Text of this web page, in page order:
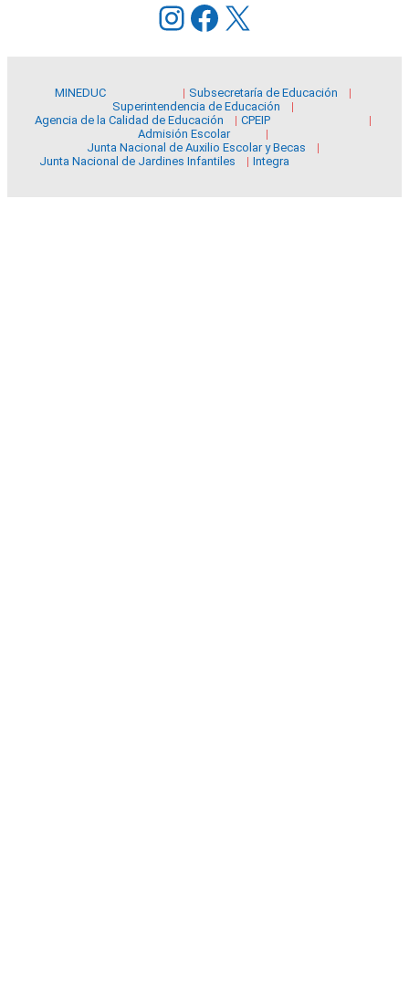
Instagram
Facebook
X
MINEDUC
Subsecretaría de Educación
Superintendencia de Educación
Agencia de la Calidad de Educación
CPEIP
Admisión Escolar
Junta Nacional de Auxilio Escolar y Becas
Junta Nacional de Jardines Infantiles
Integra